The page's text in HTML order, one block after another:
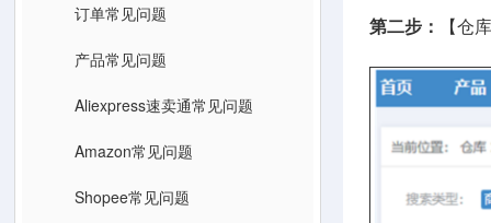
订单常见问题
产品常见问题
Aliexpress速卖通常见问题
Amazon常见问题
Shopee常见问题
第二步： 【仓